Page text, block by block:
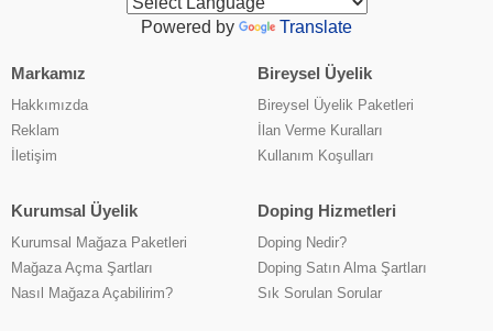
Powered by Translate
Markamız
Hakkımızda
Reklam
İletişim
Bireysel Üyelik
Bireysel Üyelik Paketleri
İlan Verme Kuralları
Kullanım Koşulları
Kurumsal Üyelik
Kurumsal Mağaza Paketleri
Mağaza Açma Şartları
Nasıl Mağaza Açabilirim?
Doping Hizmetleri
Doping Nedir?
Doping Satın Alma Şartları
Sık Sorulan Sorular